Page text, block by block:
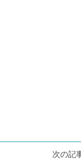
次の記